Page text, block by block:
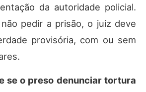
da autoridade policial.
pedir a prisão, o juiz deve
provisória, com ou sem
se o preso denunciar tortura